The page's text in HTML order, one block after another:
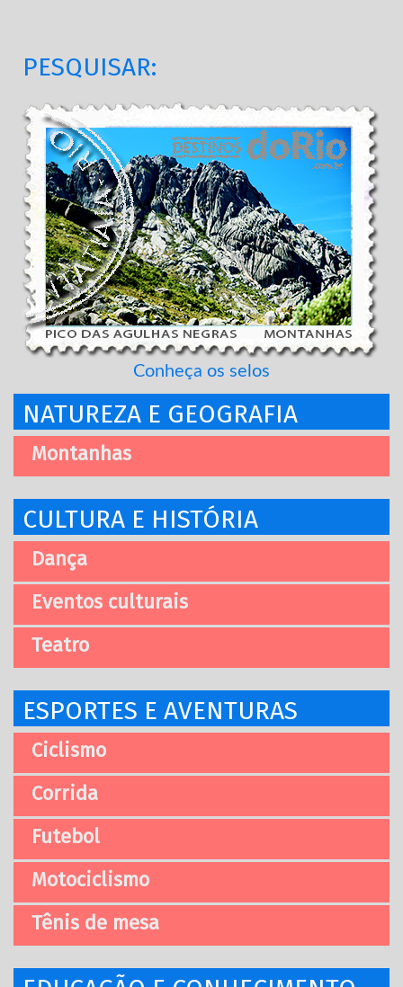
PESQUISAR:
Conheça os selos
NATUREZA E GEOGRAFIA
Montanhas
CULTURA E HISTÓRIA
Dança
Eventos culturais
Teatro
ESPORTES E AVENTURAS
Ciclismo
Corrida
Futebol
Motociclismo
Tênis de mesa